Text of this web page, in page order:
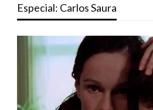
Especial: Carlos Saura